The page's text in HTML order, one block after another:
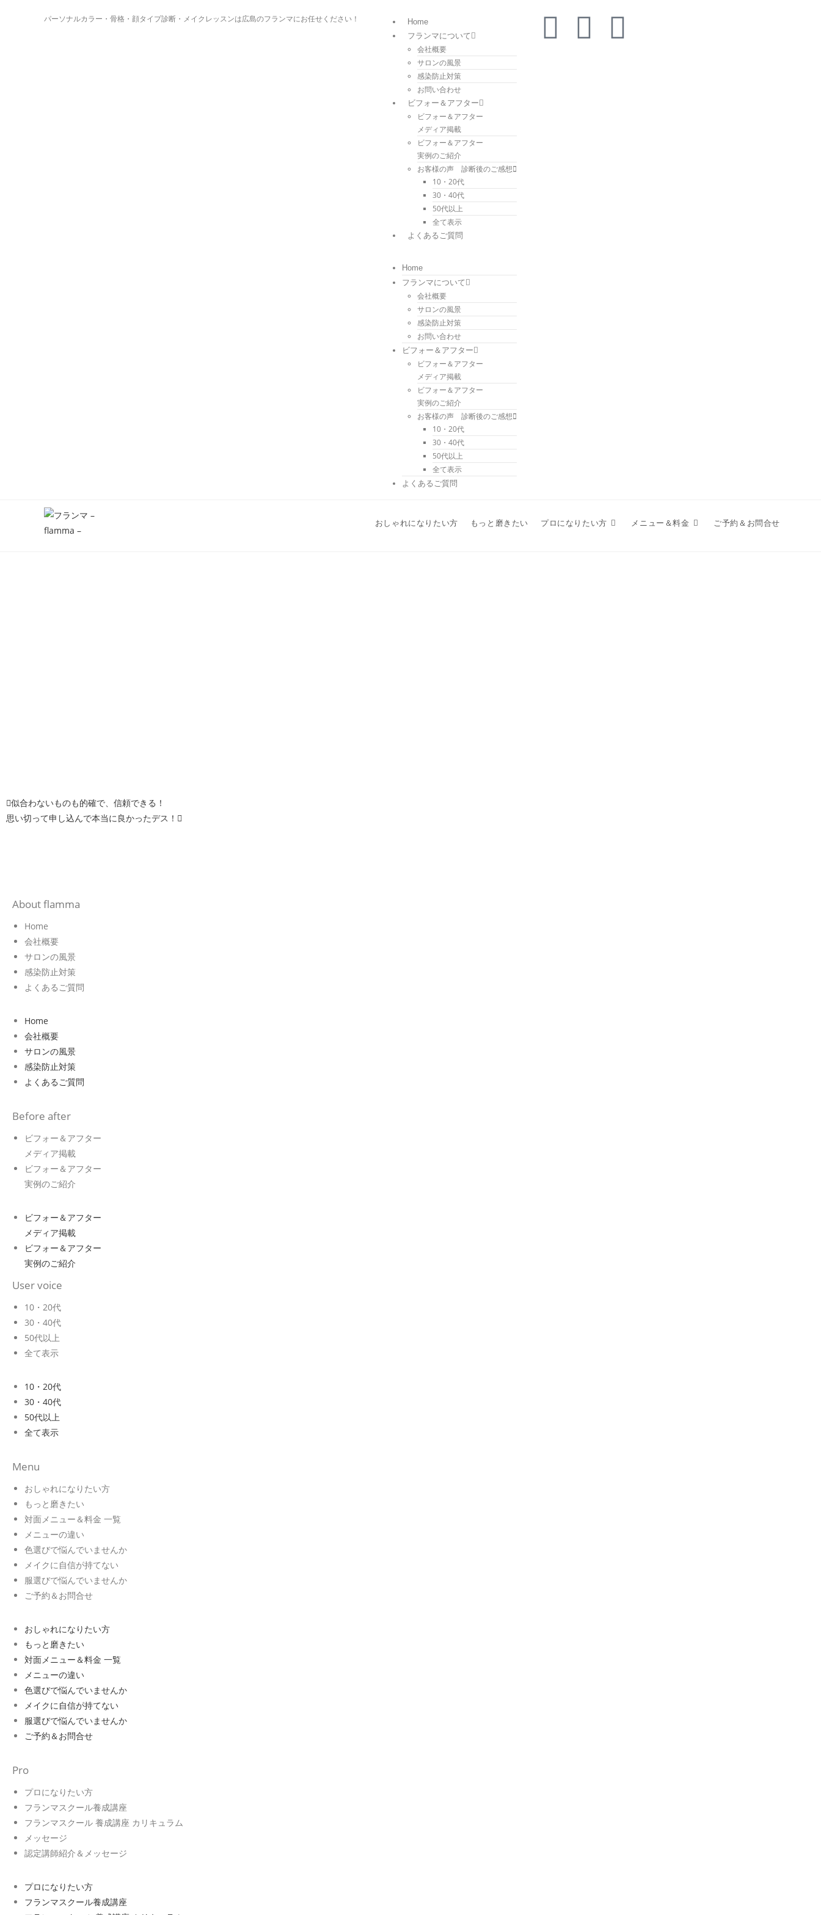
パーソナルカラー・骨格・顔タイプ診断・メイクレッスンは広島のフランマにお任せください！
Home
フランマについて
会社概要
サロンの風景
感染防止対策
お問い合わせ
ビフォー＆アフター
ビフォー＆アフター
メディア掲載
ビフォー＆アフター
実例のご紹介
お客様の声 診断後のご感想
10・20代
30・40代
50代以上
全て表示
よくあるご質問
Home
フランマについて
会社概要
サロンの風景
感染防止対策
お問い合わせ
ビフォー＆アフター
ビフォー＆アフター
メディア掲載
ビフォー＆アフター
実例のご紹介
お客様の声 診断後のご感想
10・20代
30・40代
50代以上
全て表示
よくあるご質問
おしゃれになりたい方 もっと磨きたい プロになりたい方 メニュー＆料金 ご予約＆お問合せ
似合わないものも的確で、信頼できる！
思い切って申し込んで本当に良かったデス！
About flamma
Home
会社概要
サロンの風景
感染防止対策
よくあるご質問
Home
会社概要
サロンの風景
感染防止対策
よくあるご質問
Before after
ビフォー＆アフター
メディア掲載
ビフォー＆アフター
実例のご紹介
ビフォー＆アフター
メディア掲載
ビフォー＆アフター
実例のご紹介
User voice
10・20代
30・40代
50代以上
全て表示
10・20代
30・40代
50代以上
全て表示
Menu
おしゃれになりたい方
もっと磨きたい
対面メニュー＆料金 一覧
メニューの違い
色選びで悩んでいませんか
メイクに自信が持てない
服選びで悩んでいませんか
ご予約＆お問合せ
おしゃれになりたい方
もっと磨きたい
対面メニュー＆料金 一覧
メニューの違い
色選びで悩んでいませんか
メイクに自信が持てない
服選びで悩んでいませんか
ご予約＆お問合せ
Pro
プロになりたい方
フランマスクール養成講座
フランマスクール 養成講座 カリキュラム
メッセージ
認定講師紹介＆メッセージ
プロになりたい方
フランマスクール養成講座